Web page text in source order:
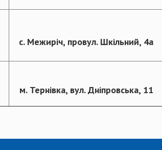
с. Межиріч, провул. Шкільний, 4а
м. Тернівка, вул. Дніпровська, 11